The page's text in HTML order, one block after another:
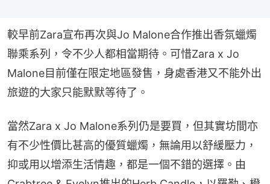
較早前Zara宣布再次與Jo Malone合作推出香氛蠟燭
聯乘系列，令不少人都相當期待。可惜Zara x Jo
Malone目前僅在限定地區發售，身處香港又不能外出
旅遊的大家只能默默等待了。
當然Zara x Jo Malone系列仍是要買，但其實坊間亦
有不少性價比甚高的優質蠟燭，無論用以舒緩壓力，
抑或用以增添生活情趣，都是一個不錯的選擇。由